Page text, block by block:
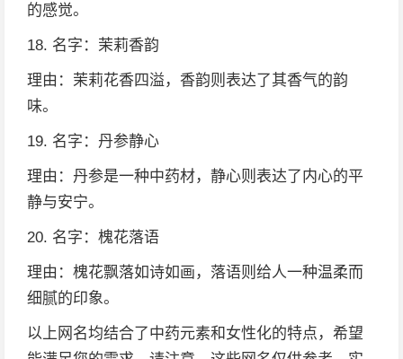
的感觉。
18. 名字：茉莉香韵
理由：茉莉花香四溢，香韵则表达了其香气的韵
味。
19. 名字：丹参静心
理由：丹参是一种中药材，静心则表达了内心的平
静与安宁。
20. 名字：槐花落语
理由：槐花飘落如诗如画，落语则给人一种温柔而
细腻的印象。
以上网名均结合了中药元素和女性化的特点，希望